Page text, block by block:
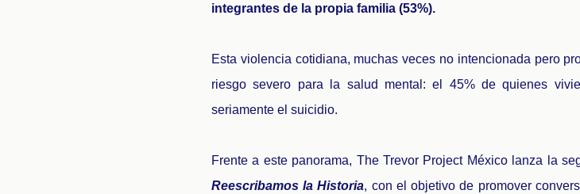
integrantes de la propia familia (53%).
Esta violencia cotidiana, muchas veces no intencionada pero
riesgo severo para la salud mental: el 45% de quienes
seriamente el suicidio.
Frente a este panorama, The Trevor Project México lanza la
Reescribamos la Historia, con el objetivo de promover